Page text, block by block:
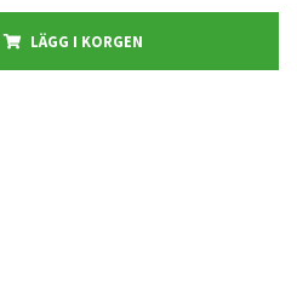
LÄGG I KORGEN